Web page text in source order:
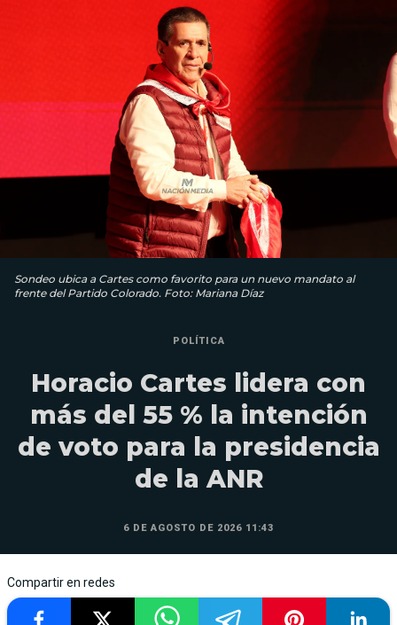
Sondeo ubica a Cartes como favorito para un nuevo mandato al
frente del Partido Colorado. Foto: Mariana Díaz
POLÍTICA
Horacio Cartes lidera con
más del 55 % la intención
de voto para la presidencia
de la ANR
6 DE AGOSTO DE 2026 11:43
Compartir en redes